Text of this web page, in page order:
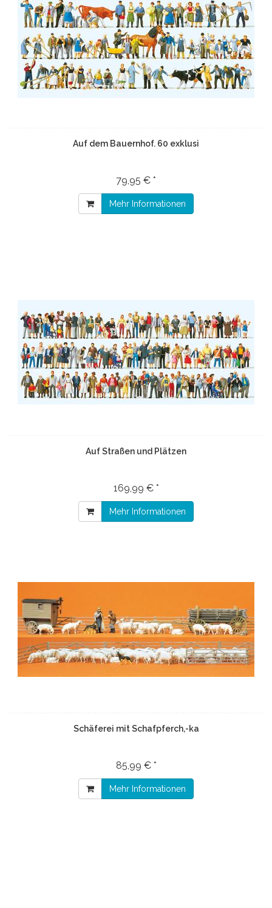
Auf dem Bauernhof. 60 exklusi
79,95 € *
Mehr Informationen
Auf Straßen und Plätzen
169,99 € *
Mehr Informationen
Schäferei mit Schafpferch,-ka
85,99 € *
Mehr Informationen